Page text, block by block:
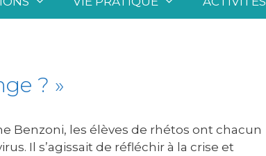
? »
Benzoni, les élèves de rhétos ont chacun
Il s’agissait de réfléchir à la crise et